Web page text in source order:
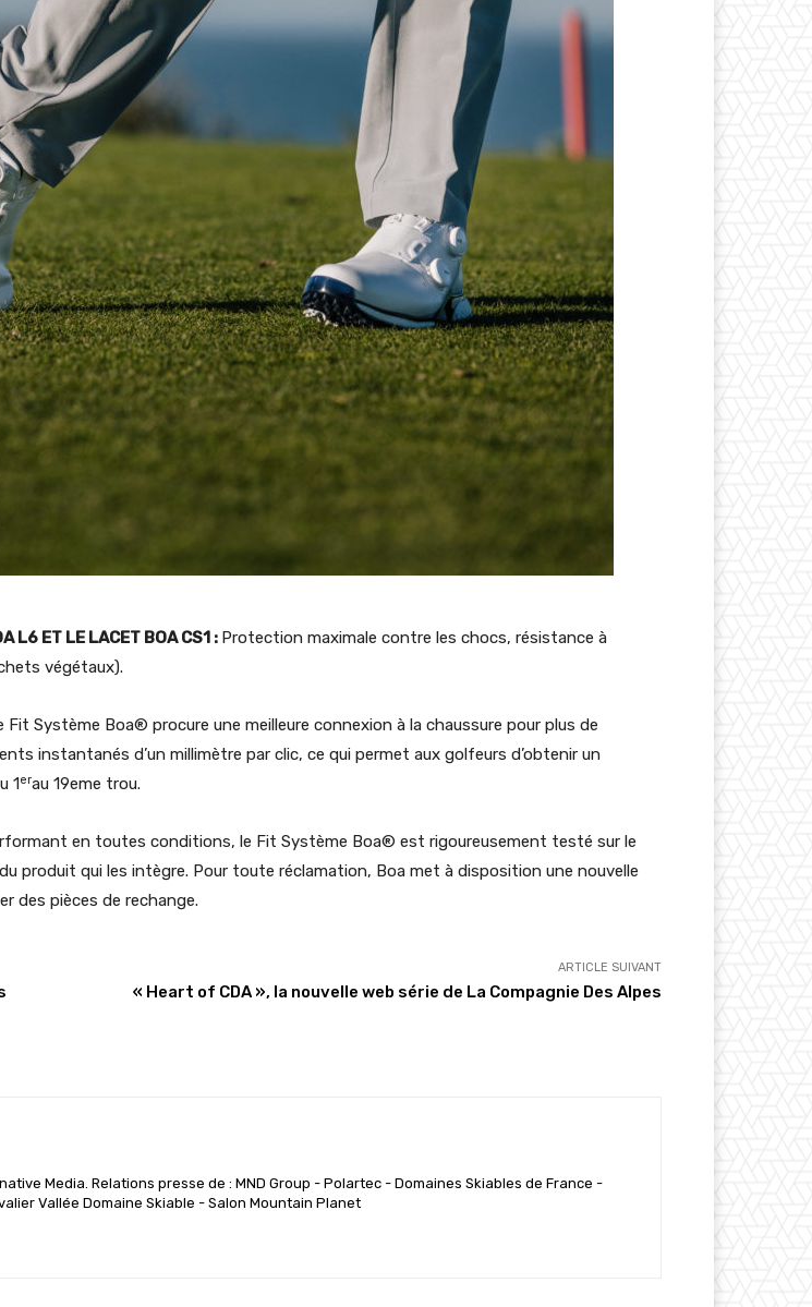
L6 ET LE LACET BOA CS1 : Protection maximale contre les chocs, résistance à
végétaux).
Système Boa® procure une meilleure connexion à la chaussure pour plus de
instantanés d’un millimètre par clic, ce qui permet aux golfeurs d’obtenir un
1erau 19eme trou.
en toutes conditions, le Fit Système Boa® est rigoureusement testé sur le
produit qui les intègre. Pour toute réclamation, Boa met à disposition une nouvelle
des pièces de rechange.
ARTICLE SUIVANT
« Heart of CDA », la nouvelle web série de La Compagnie Des Alpes
Media. Relations presse de : MND Group - Polartec - Domaines Skiables de France -
Vallée Domaine Skiable - Salon Mountain Planet